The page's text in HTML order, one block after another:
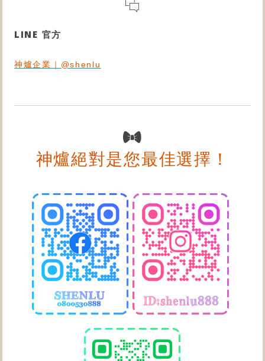
LINE 官方
神爐企業｜@shenlu
神爐絕對是您最佳選擇！